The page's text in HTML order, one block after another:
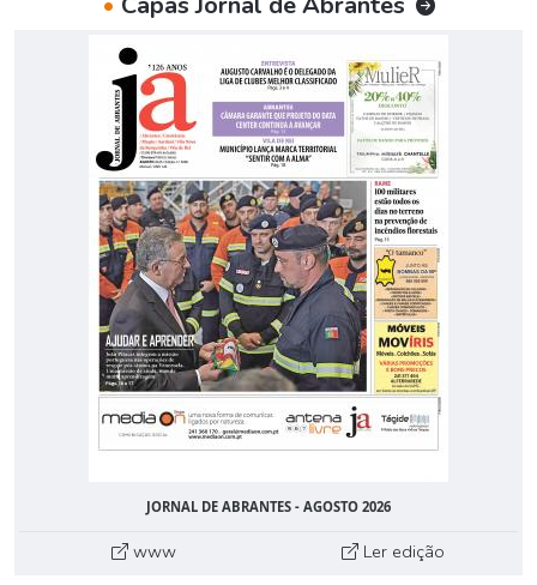
JORNAL DE ABRANTES - AGOSTO 2026
www Ler edição